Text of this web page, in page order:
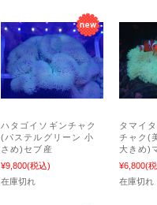
ハタゴイソギンチャク
(パステルグリーン 小
さめ)セブ産
¥9,800(税込)
在庫切れ
タマイ
チャク(
大きめ)
¥6,800(
在庫切れ